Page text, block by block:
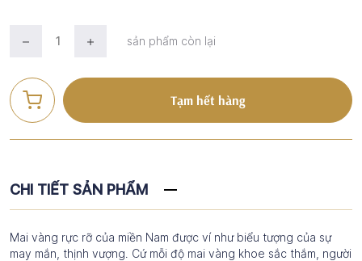
sản phẩm còn lại
Tạm hết hàng
CHI TIẾT SẢN PHẨM
Mai vàng rực rỡ của miền Nam được ví như biểu tượng của sự
may mắn, thịnh vượng. Cứ mỗi độ mai vàng khoe sắc thắm, người